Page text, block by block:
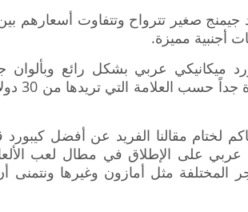
أجنبية مميزة.
ميكانيكي عربي بشكل رائع وبألوان
على الإطلاق في مطال لعب
المختلفة مثل أمازون وغيرها